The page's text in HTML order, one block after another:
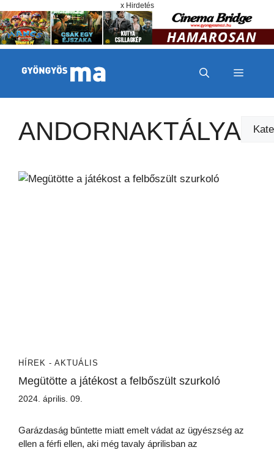
x Hirdetés
MENÜ
ANDORNAKTÁLYA
HÍREK - AKTUÁLIS
Megütötte a játékost a felbőszült szurkoló
2024. április. 09.
Garázdaság bűntette miatt emelt vádat az ügyészség az
ellen a férfi ellen, aki még tavaly áprilisban az